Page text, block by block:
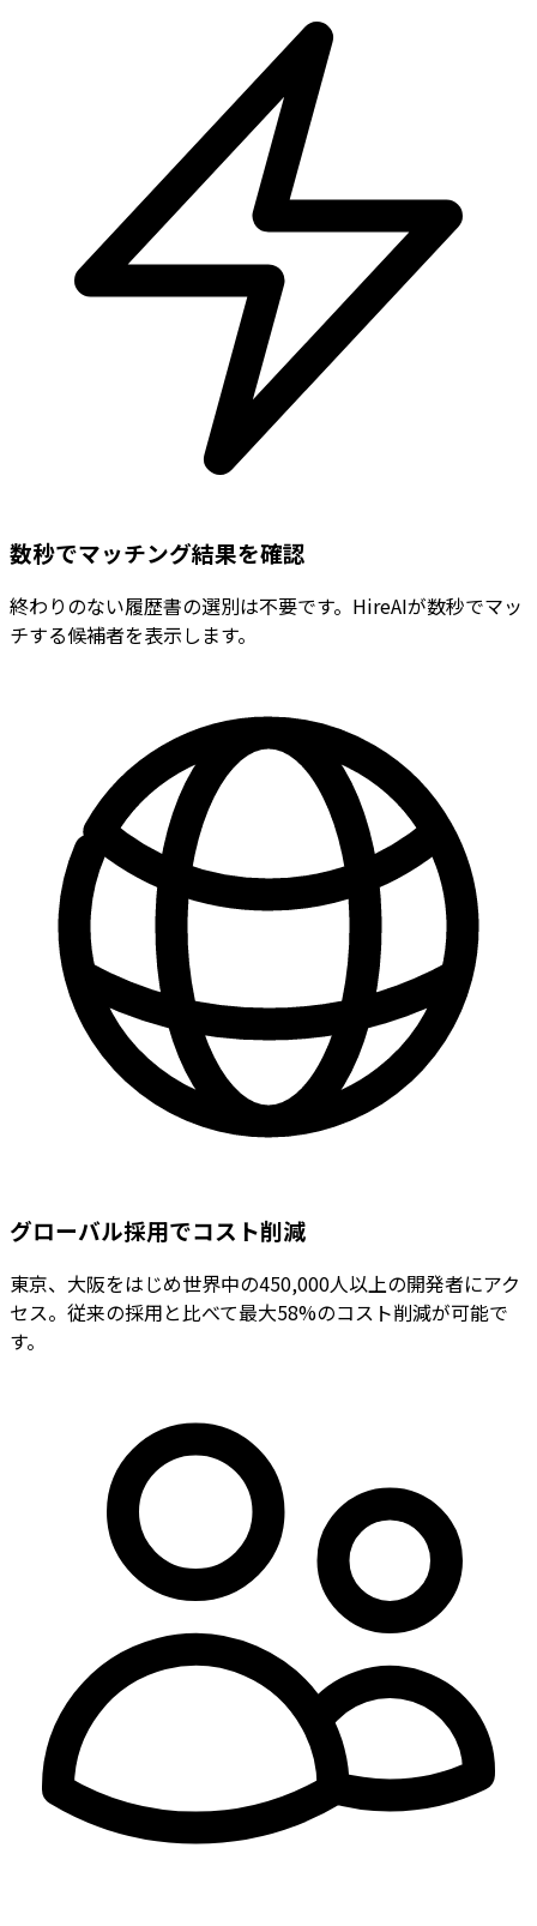
数秒でマッチング結果を確認
終わりのない履歴書の選別は不要です。HireAIが数秒でマッ
チする候補者を表示します。
グローバル採用でコスト削減
東京、大阪をはじめ世界中の450,000人以上の開発者にアク
セス。従来の採用と比べて最大58%のコスト削減が可能で
す。